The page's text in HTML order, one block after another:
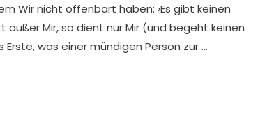
Wir nicht offenbart haben: ›Es gibt keinen
Mir, so dient nur Mir (und begeht keinen
Erste, was einer mündigen Person zur …